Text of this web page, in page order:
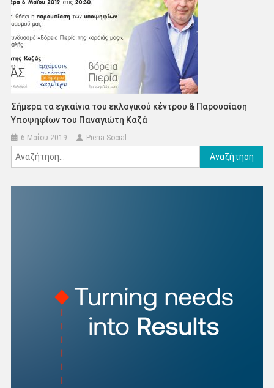
Σήμερα τα εγκαίνια του εκλογικού κέντρου & Παρουσίαση
Υποψηφίων του Παναγιώτη Καζά
6 Μαΐου 2019 Pieria Social
Αναζήτηση
για: